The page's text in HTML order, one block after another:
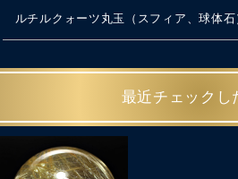
ルチルクォーツ丸玉（スフィア、球体石
最近チェックし